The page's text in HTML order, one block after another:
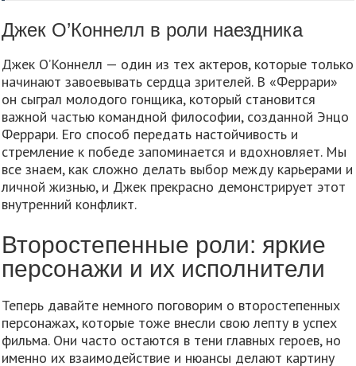
Джек О’Коннелл в роли наездника
Джек О’Коннелл — один из тех актеров, которые только
начинают завоевывать сердца зрителей. В «Феррари»
он сыграл молодого гонщика, который становится
важной частью командной философии, созданной Энцо
Феррари. Его способ передать настойчивость и
стремление к победе запоминается и вдохновляет. Мы
все знаем, как сложно делать выбор между карьерами и
личной жизнью, и Джек прекрасно демонстрирует этот
внутренний конфликт.
Второстепенные роли: яркие
персонажи и их исполнители
Теперь давайте немного поговорим о второстепенных
персонажах, которые тоже внесли свою лепту в успех
фильма. Они часто остаются в тени главных героев, но
именно их взаимодействие и нюансы делают картину